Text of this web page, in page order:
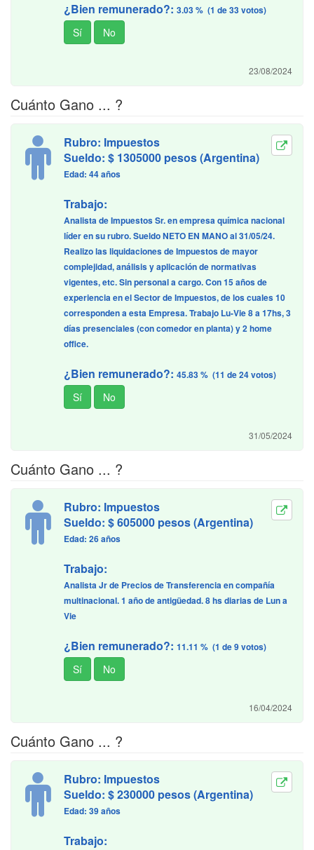
¿Bien remunerado?: 3.03 % (1 de 33 votos)
23/08/2024
Cuánto Gano ... ?
Rubro: Impuestos
Sueldo: $ 1305000 pesos (Argentina)
Edad: 44 años
Trabajo:
Analista de Impuestos Sr. en empresa química nacional
líder en su rubro. Sueldo NETO EN MANO al 31/05/24.
Realizo las liquidaciones de Impuestos de mayor
complejidad, análisis y aplicación de normativas
vigentes, etc. Sin personal a cargo. Con 15 años de
experiencia en el Sector de Impuestos, de los cuales 10
corresponden a esta Empresa. Trabajo Lu-Vie 8 a 17hs, 3
días presenciales (con comedor en planta) y 2 home
office.
¿Bien remunerado?: 45.83 % (11 de 24 votos)
31/05/2024
Cuánto Gano ... ?
Rubro: Impuestos
Sueldo: $ 605000 pesos (Argentina)
Edad: 26 años
Trabajo:
Analista Jr de Precios de Transferencia en compañía
multinacional. 1 año de antigüedad. 8 hs diarias de Lun a
Vie
¿Bien remunerado?: 11.11 % (1 de 9 votos)
16/04/2024
Cuánto Gano ... ?
Rubro: Impuestos
Sueldo: $ 230000 pesos (Argentina)
Edad: 39 años
Trabajo: